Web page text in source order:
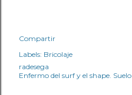
Compartir
Labels: Bricolaje
radesega
Enfermo del surf y el shape.